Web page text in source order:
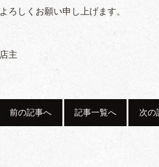
よろしくお願い申し上げます。
店主
前の記事へ 記事一覧へ 次の